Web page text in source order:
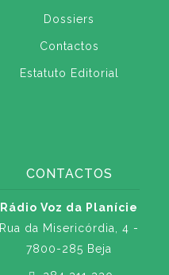
Dossiers
Contactos
Estatuto Editorial
CONTACTOS
Rádio Voz da Planície
Rua da Misericórdia, 4 -
7800-285 Beja